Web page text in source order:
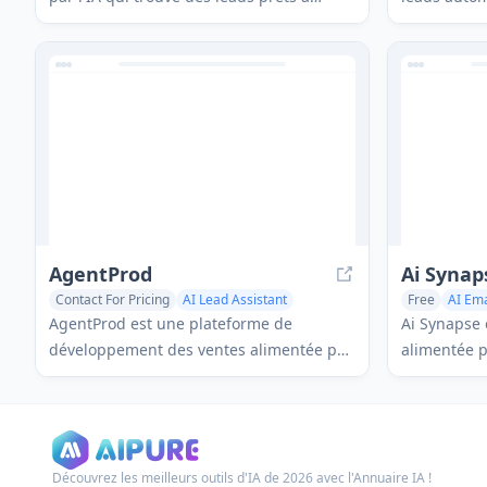
acheter en surveillant des signaux
messages d'approche hyper-
partir de
AgentProd
Contact For Pricing
AI Lead Assistant
AI CRM Assistant
AgentProd est une plateforme de
développement des ventes alimentée par
l'IA qui fournit une génération de leads
personnalisée et une planification de
réunions pour accélérer la croissance des
entreprises.
Ai
Free
AI
AI
Ai
alimentée
améliore
grande
Découvrez les meilleurs outils d'IA de 2026 avec l'Annuaire IA !